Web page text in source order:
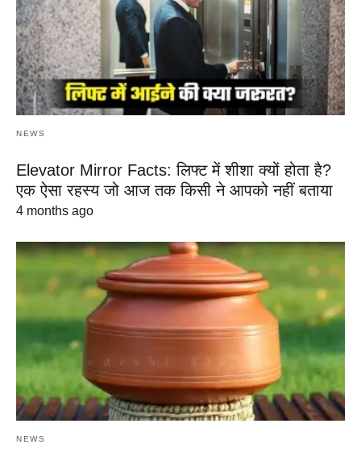
NEWS
Elevator Mirror Facts: लिफ्ट में शीशा क्यों होता है?
एक ऐसा रहस्य जो आज तक किसी ने आपको नहीं बताया
4 months ago
NEWS